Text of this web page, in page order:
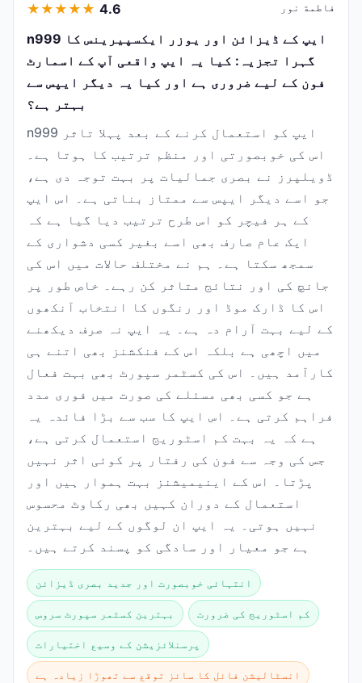
★ ★ ★ ★ ★ 4.6 فاطمة نور
n999 ایپ کے ڈیزائن اور یوزر ایکسپیرینس کا
گہرا تجزیہ: کیا یہ ایپ واقعی آپ کے اسمارٹ
فون کے لیے ضروری ہے اور کیا یہ دیگر ایپس سے
بہتر ہے؟
n999 ایپ کو استعمال کرنے کے بعد پہلا تاثر
اس کی خوبصورتی اور منظم ترتیب کا ہوتا ہے۔
ڈویلپرز نے بصری جمالیات پر بہت توجہ دی ہے،
جو اسے دیگر ایپس سے ممتاز بناتی ہے۔ اس ایپ
کے ہر فیچر کو اس طرح ترتیب دیا گیا ہے کہ
ایک عام صارف بھی اسے بغیر کسی دشواری کے
سمجھ سکتا ہے۔ ہم نے مختلف حالات میں اس کی
جانچ کی اور نتائج متاثر کن رہے۔ خاص طور پر
اس کا ڈارک موڈ اور رنگوں کا انتخاب آنکھوں
کے لیے بہت آرام دہ ہے۔ یہ ایپ نہ صرف دیکھنے
میں اچھی ہے بلکہ اس کے فنکشنز بھی اتنے ہی
کارآمد ہیں۔ اس کی کسٹمر سپورٹ بھی بہت فعال
ہے جو کسی بھی مسئلے کی صورت میں فوری مدد
فراہم کرتی ہے۔ اس ایپ کا سب سے بڑا فائدہ یہ
ہے کہ یہ بہت کم اسٹوریج استعمال کرتی ہے،
جس کی وجہ سے فون کی رفتار پر کوئی اثر نہیں
پڑتا۔ اس کے اینیمیشنز بہت ہموار ہیں اور
استعمال کے دوران کہیں بھی رکاوٹ محسوس
نہیں ہوتی۔ یہ ایپ ان لوگوں کے لیے بہترین
ہے جو معیار اور سادگی کو پسند کرتے ہیں۔
انتہائی خوبصورت اور جدید بصری ڈیزائن
بہترین کسٹمر سپورٹ سروس کم اسٹوریج کی ضرورت
پرسنلائزیشن کے وسیع اختیارات
انسٹالیشن فائل کا سائز توقع سے تھوڑا زیادہ ہے